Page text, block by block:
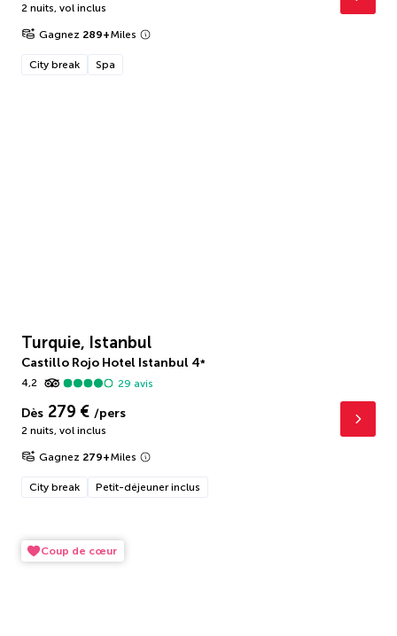
2 nuits, vol inclus
Gagnez 289+Miles
City break Spa
Turquie, Istanbul
Castillo Rojo Hotel Istanbul 4*
4,2
29 avis
Dès 279 € /pers
2 nuits, vol inclus
Gagnez 279+Miles
City break Petit-déjeuner inclus
Coup de cœur